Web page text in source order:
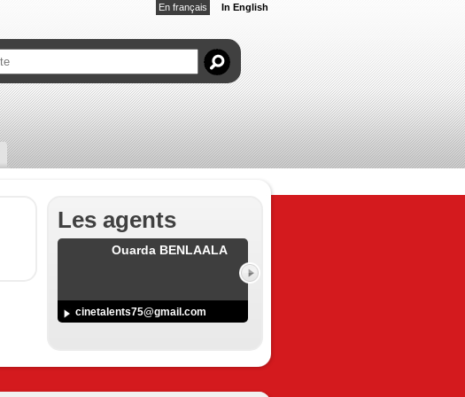
En français In English
Les agents
Ouarda BENLAALA
cinetalents75@gmail.com